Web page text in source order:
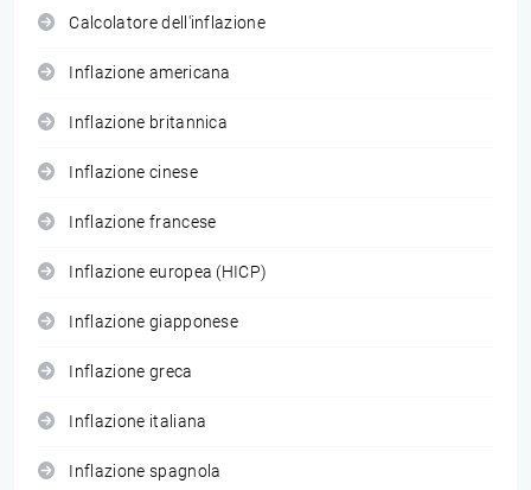
Calcolatore dell'inflazione
Inflazione americana
Inflazione britannica
Inflazione cinese
Inflazione francese
Inflazione europea (HICP)
Inflazione giapponese
Inflazione greca
Inflazione italiana
Inflazione spagnola